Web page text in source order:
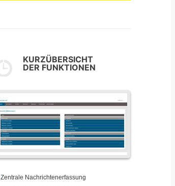
KURZÜBERSICHT
DER FUNKTIONEN
Zentrale Nachrichtenerfassung